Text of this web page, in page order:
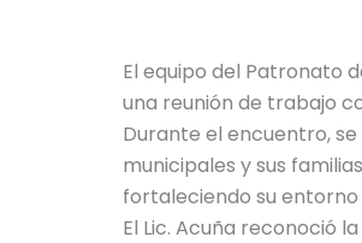
El equipo del Patronato
una reunión de trabajo
Durante el encuentro,
municipales y sus
fortaleciendo su
El Lic. Acuña reconoció